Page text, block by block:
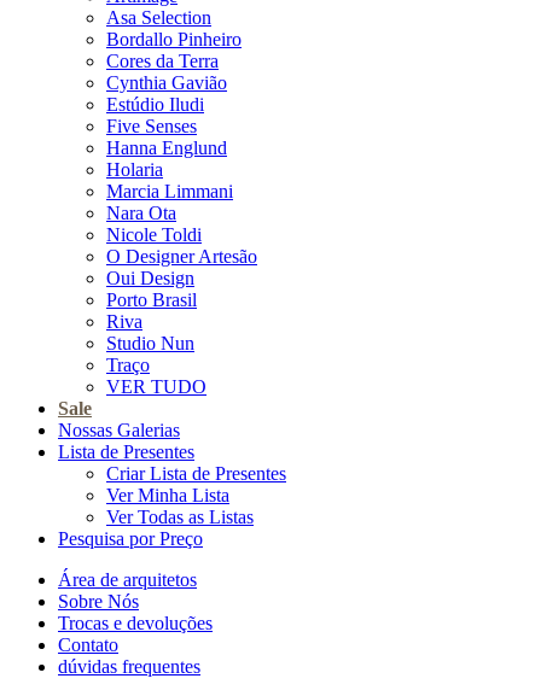
Asa Selection
Bordallo Pinheiro
Cores da Terra
Cynthia Gavião
Estúdio Iludi
Five Senses
Hanna Englund
Holaria
Marcia Limmani
Nara Ota
Nicole Toldi
O Designer Artesão
Oui Design
Porto Brasil
Riva
Studio Nun
Traço
VER TUDO
Sale
Nossas Galerias
Lista de Presentes
Criar Lista de Presentes
Ver Minha Lista
Ver Todas as Listas
Pesquisa por Preço
Área de arquitetos
Sobre Nós
Trocas e devoluções
Contato
dúvidas frequentes